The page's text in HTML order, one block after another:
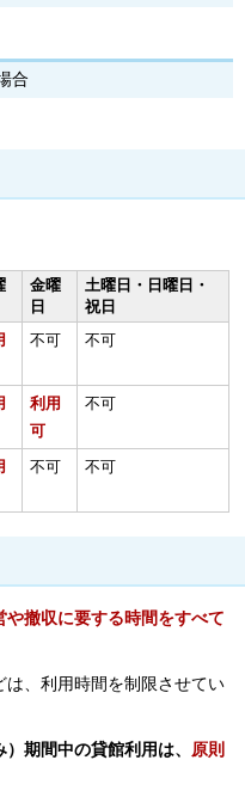
合
金曜
日
土曜日・日曜日・
祝日
不可 不可
利用
可
不可
不可 不可
や撤収に要する時間をすべて
、利用時間を制限させてい
期間中の貸館利用は、 原則